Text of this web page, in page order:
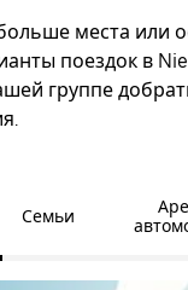
места или
поездок в
группе
Семьи